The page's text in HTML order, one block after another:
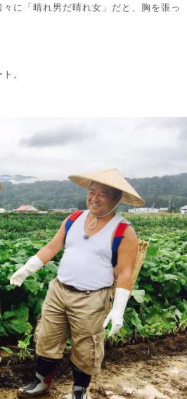
に「晴れ男だ晴れ女」だと、胸を張っ
。